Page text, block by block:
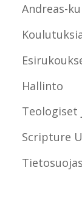
Andreas-
Hallinto
Scripture